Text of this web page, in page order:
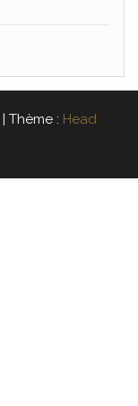
| Thème : Head